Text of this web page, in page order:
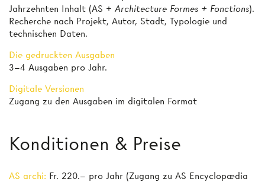
Jahrzehnten Inhalt (AS + Architecture Formes + Fonctions).
Recherche nach Projekt, Autor, Stadt, Typologie und
technischen Daten.
Die gedruckten Ausgaben
3–4 Ausgaben pro Jahr.
Digitale Versionen
Zugang zu den Ausgaben im digitalen Format
Konditionen & Preise
AS archi: Fr. 220.– pro Jahr (Zugang zu AS Encyclopædia